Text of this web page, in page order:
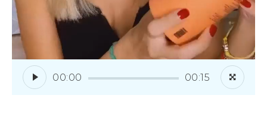
00:00 00:15